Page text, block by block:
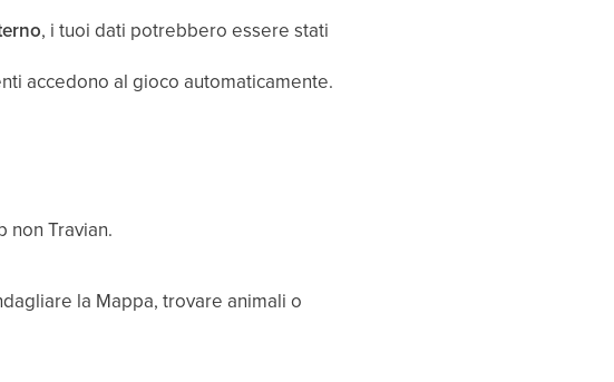
, i tuoi dati potrebbero essere stati
accedono al gioco automaticamente.
non Travian.
la Mappa, trovare animali o